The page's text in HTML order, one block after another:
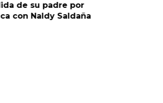
de su padre por
con Naldy Saldaña